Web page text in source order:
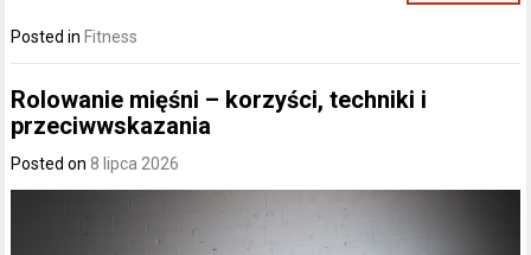
Posted inFitness
Rolowanie mięśni – korzyści, techniki i
przeciwwskazania
Posted on 8 lipca 2026